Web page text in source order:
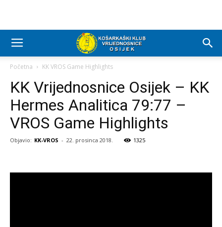
Početna KK VROS Game Highlights
KK Vrijednosnice Osijek – KK
Hermes Analitica 79:77 –
VROS Game Highlights
Objavio: KK-VROS - 22. prosinca 2018. 1325